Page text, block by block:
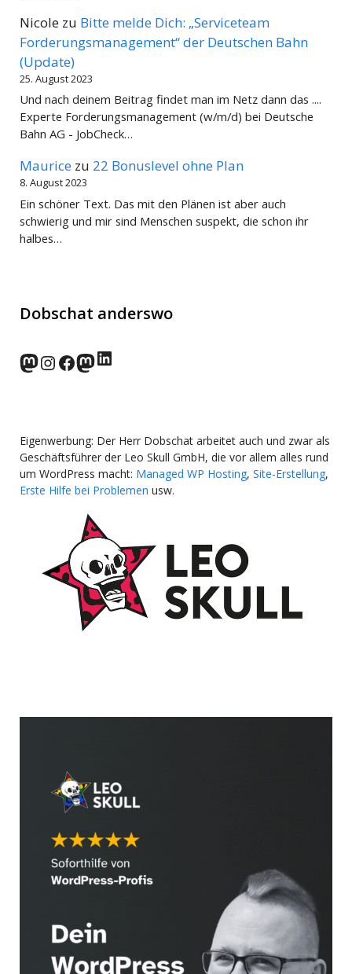
Nicole zu Bitte melde Dich: „Serviceteam
Forderungsmanagement“ der Deutschen Bahn
(Update)
25. August 2023
Und nach deinem Beitrag findet man im Netz dann das ....
Experte Forderungsmanagement (w/m/d) bei Deutsche
Bahn AG - JobCheck…
Maurice zu 22 Bonuslevel ohne Plan
8. August 2023
Ein schöner Text. Das mit den Plänen ist aber auch
schwierig und mir sind Menschen suspekt, die schon ihr
halbes…
Dobschat anderswo
norden.social
Instagram
Facebook
wp-punks.social
LinkedIn
Eigenwerbung: Der Herr Dobschat arbeitet auch und zwar als
Geschäftsführer der Leo Skull GmbH, die vor allem alles rund
um WordPress macht: Managed WP Hosting, Site-Erstellung,
Erste Hilfe bei Problemen usw.